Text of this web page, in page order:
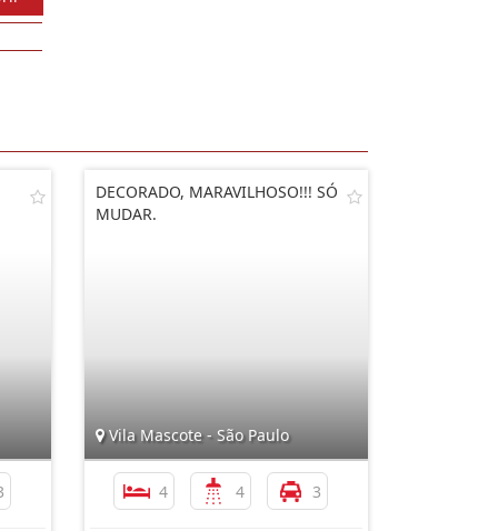
DECORADO, MARAVILHOSO!!! SÓ
MUDAR.
Vila Mascote - São Paulo
4 4 3